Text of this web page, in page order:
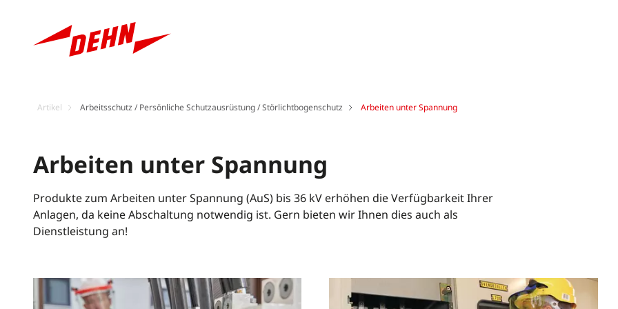
Artikel Arbeitsschutz / Persönliche Schutzausrüstung / Störlichtbogenschutz Arbeiten unter Spannung
Arbeiten unter Spannung
Produkte zum Arbeiten unter Spannung (AuS) bis 36 kV erhöhen die Verfügbarkeit Ihrer
Anlagen, da keine Abschaltung notwendig ist. Gern bieten wir Ihnen dies auch als
Dienstleistung an!